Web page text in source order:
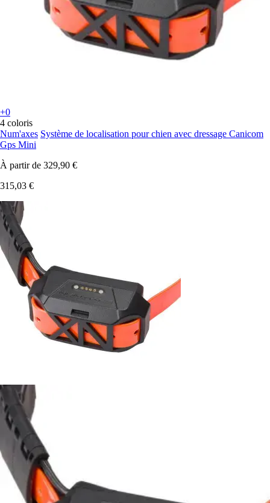
+0
4 coloris
Num'axes Système de localisation pour chien avec dressage Canicom
Gps Mini
À partir de 329,90 €
315,03 €